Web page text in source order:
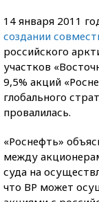
14 января 2011
создании
российского
участков
9,5% акций
глобального
провалилась.
«Роснефть»
между
суда на
что BP может